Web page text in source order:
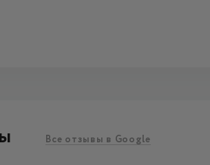
Все отзывы в Google